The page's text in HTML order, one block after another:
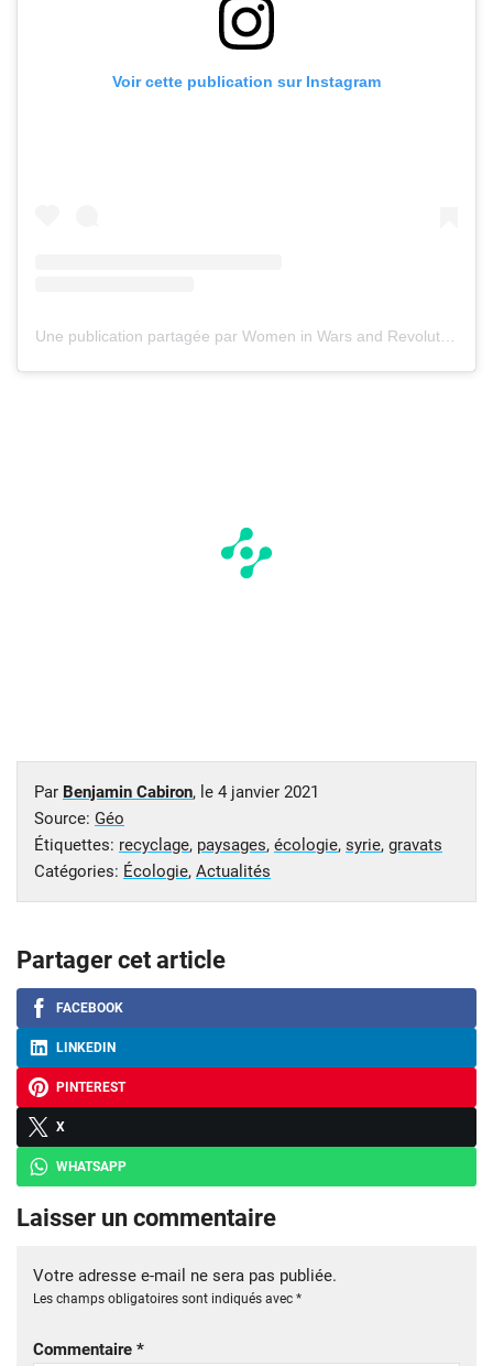
Voir cette publication sur Instagram
Par Benjamin Cabiron, le 4 janvier 2021
Source: Géo
Étiquettes: recyclage, paysages, écologie, syrie, gravats
Catégories: Écologie, Actualités
Partager cet article
FACEBOOK
LINKEDIN
PINTEREST
X
WHATSAPP
Laisser un commentaire
Votre adresse e-mail ne sera pas publiée.
Les champs obligatoires sont indiqués avec *
Commentaire *